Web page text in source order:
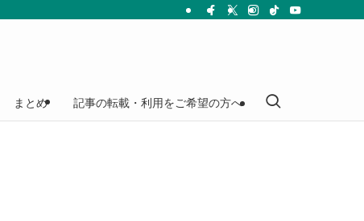
まとめ 記事の転載・利用をご希望の方へ